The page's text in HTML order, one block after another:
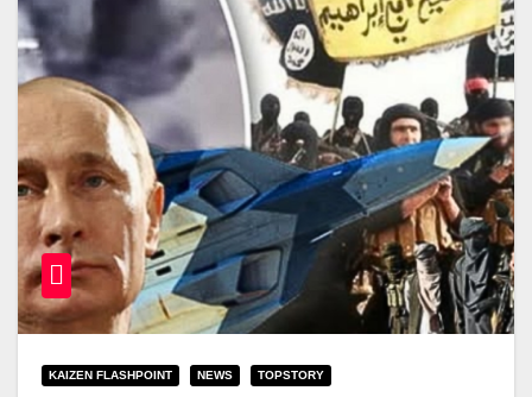
KAIZEN FLASHPOINT NEWS TOPSTORY